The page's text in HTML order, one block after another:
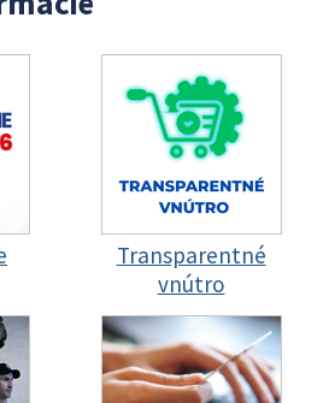
Transparentné
vnútro